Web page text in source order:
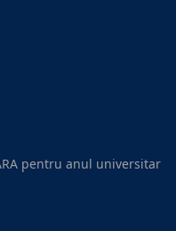
pentru anul universitar